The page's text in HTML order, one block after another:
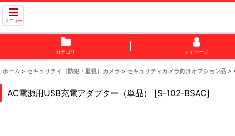
メニュー
カテゴリ マイページ
ホーム > セキュリティ（防犯・監視）カメラ > セキュリティカメラ向けオプション品 >
AC電源用USB充電アダプター（単品） [S-102-BSAC]